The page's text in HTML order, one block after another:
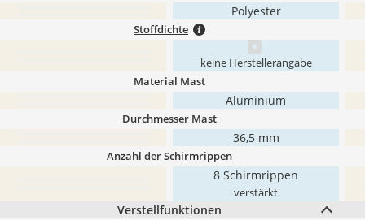
Polyester
Stoffdichte
keine Herstellerangabe
Material Mast
Aluminium
Durchmesser Mast
36,5 mm
Anzahl der Schirmrippen
8 Schirmrippen
verstärkt
Verstellfunktionen